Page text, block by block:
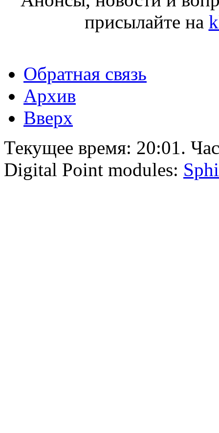
присылайте на
Обратная связь
Архив
Вверх
Текущее время: 20:01.
Digital Point modules: